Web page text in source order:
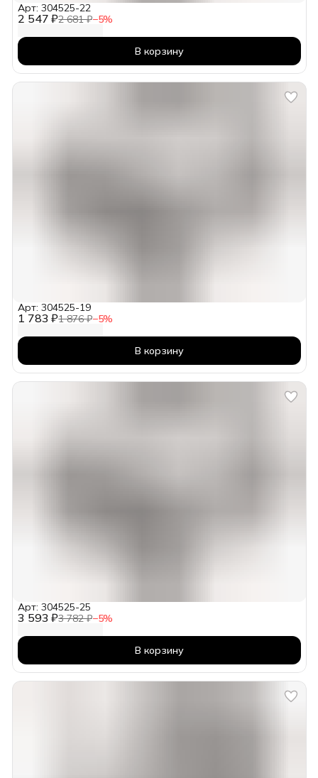
2 547 ₽2 681 ₽−5%
Арт: 304525-22
В корзину
1 783 ₽1 876 ₽−5%
Арт: 304525-19
В корзину
3 593 ₽3 782 ₽−5%
Арт: 304525-25
В корзину